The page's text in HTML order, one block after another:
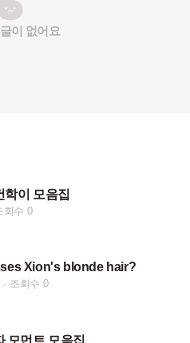
이 없어요
학이 모음집
회수 0
Xion's blonde hair?
조회수 0